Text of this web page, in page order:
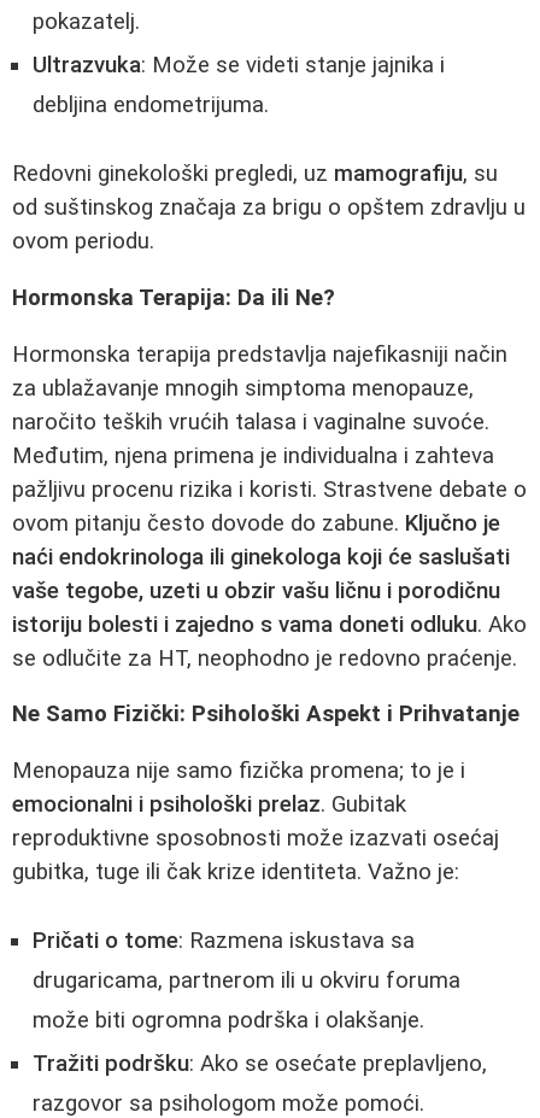
pokazatelj.
Ultrazvuka: Može se videti stanje jajnika i
debljina endometrijuma.
Redovni ginekološki pregledi, uz mamografiju, su
od suštinskog značaja za brigu o opštem zdravlju u
ovom periodu.
Hormonska Terapija: Da ili Ne?
Hormonska terapija predstavlja najefikasniji način
za ublažavanje mnogih simptoma menopauze,
naročito teških vrućih talasa i vaginalne suvoće.
Međutim, njena primena je individualna i zahteva
pažljivu procenu rizika i koristi. Strastvene debate o
ovom pitanju često dovode do zabune. Ključno je
naći endokrinologa ili ginekologa koji će saslušati
vaše tegobe, uzeti u obzir vašu ličnu i porodičnu
istoriju bolesti i zajedno s vama doneti odluku. Ako
se odlučite za HT, neophodno je redovno praćenje.
Ne Samo Fizički: Psihološki Aspekt i Prihvatanje
Menopauza nije samo fizička promena; to je i
emocionalni i psihološki prelaz. Gubitak
reproduktivne sposobnosti može izazvati osećaj
gubitka, tuge ili čak krize identiteta. Važno je:
Pričati o tome: Razmena iskustava sa
drugaricama, partnerom ili u okviru foruma
može biti ogromna podrška i olakšanje.
Tražiti podršku: Ako se osećate preplavljeno,
razgovor sa psihologom može pomoći.